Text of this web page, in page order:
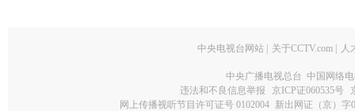
中央电视台网站 关于CCTV.com 人
中央广播电视总台 中国网络
违法和不良信息举报
京ICP证060535号
网上传播视听节目许可证号 0102004 新出网证（京）